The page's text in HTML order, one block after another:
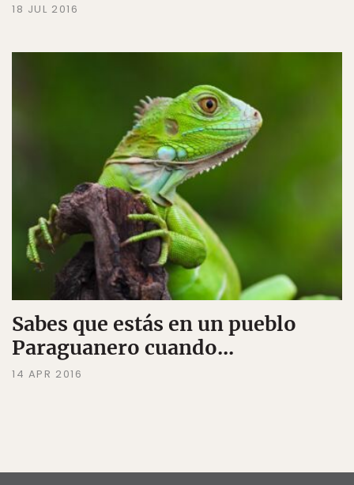
18 JUL 2016
Sabes que estás en un pueblo
Paraguanero cuando...
14 APR 2016